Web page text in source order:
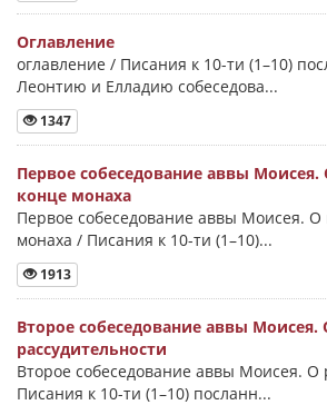
Оглавление
оглавление / Писания к 10-ти (1–10)
Леонтию и Елладию собеседова...
1347
Первое собеседование аввы
конце монаха
Первое собеседование аввы Моисея.
монаха / Писания к 10-ти (1–10)...
1913
Второе собеседование аввы Моисея.
рассудительности
Второе собеседование аввы Моисея. О
Писания к 10-ти (1–10) посланн...